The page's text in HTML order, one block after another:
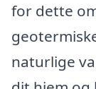
for dette
naturlige